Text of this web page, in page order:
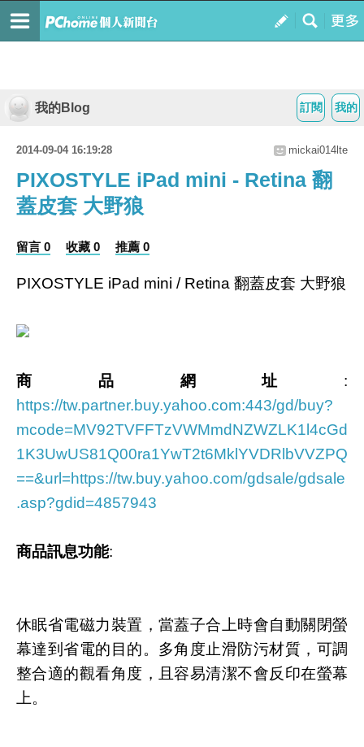
我的
訂閱
我的Blog
2014-09-04 16:19:28 mickai014lte
PIXOSTYLE iPad mini - Retina 翻
蓋皮套 大野狼
留言 0 收藏 0 推薦 0
PIXOSTYLE iPad mini / Retina 翻蓋皮套 大野狼
商品網址 :
https://tw.partner.buy.yahoo.com:443/gd/buy?
mcode=MV92TVFFTzVWMmdNZWZLK1l4cGd
1K3UwUS81Q00ra1YwT2t6MklYVDRlbVVZPQ
==&url=https://tw.buy.yahoo.com/gdsale/gdsale
.asp?gdid=4857943
商品訊息功能:
休眠省電磁力裝置，當蓋子合上時會自動關閉螢
幕達到省電的目的。多角度止滑防污材質，可調
整合適的觀看角度，且容易清潔不會反印在螢幕
上。